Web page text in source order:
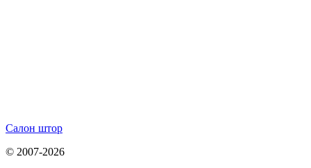
Салон штор
© 2007-2026